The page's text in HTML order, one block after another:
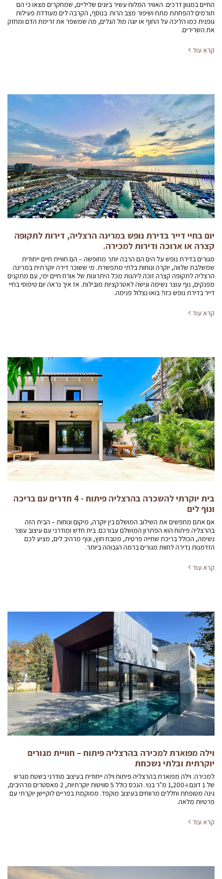
החיים במגוון דרכים. האוויר המלוח עשיר ביונים שליליים, שמחקרים מצאו כי הם
תורמים להפחתת מתח ושיפור מצב הרוח. בנוסף, הקרבה לים מעודדת פעילות
גופנית כמו הליכה על החוף או יוגה מול הגלים, מה שמשפר את זרימת הדם ומחזק
את השרירים.
קרא עוד
יום בחיי דייר בדירת נופש במרינה הרצליה, דירות לתקופה
קצרה או ארוכה ודירות למכירה.
מגורים בדירת נופש על הים הם הרבה יותר מחופשה – הם חוויית חיים ייחודית
שמשלבת שלווה, יוקרה ונוחות בלתי מתפשרת. מי ששוכר דירה יוקרתית במרינה
הרצליה לתקופה קצרה זוכה ליהנות מכל היתרונות של אורח חיים ימי, עם מתקנים
מפנקים, נוף עוצר נשימה וגישה לאטרקציות מובילות. אז איך נראה יום טיפוסי בחיי
דייר בדירת נופש כזו? בואו נצלול פנימה.
קרא עוד
בית יוקרתי להשכרה בהרצליה פיתוח - 4 חדרים עם בריכה
ונוף לים
אם אתם מחפשים את השילוב המושלם בין יוקרה, מיקום ונוחות – הבית הזה
בהרצליה פיתוח הוא הפתרון המושלם עבורכם. בית חדש ומודרני עם עיצוב עוצר
נשימה, הכולל בריכת שחייה פרטית, מטבח חוץ, ונוף מרהיב לים, מציע לכם
הזדמנות נדירה לחוות מגורים ברמה הגבוהה ביותר.
קרא עוד
וילה מפוארת למכירה בהרצליה פיתוח – חוויית מגורים
יוקרתית ובלתי נשכחת
למכירה: וילה מפוארת בהרצליה פיתוח וילה ייחודית בעיצוב מודרני בשטח מגרש
של 1 דונם ו-1,200 מ"ר בנוי. הנכס כולל 5 סוויטות יוקרתיות, 2 מאסטרים מרהיבים,
גינה מטופחת וחללים מרווחים בעיצוב מוקפד. ממוקמת בפריים לוקיישן יוקרתי עם
פרטיות מלאה.
קרא עוד